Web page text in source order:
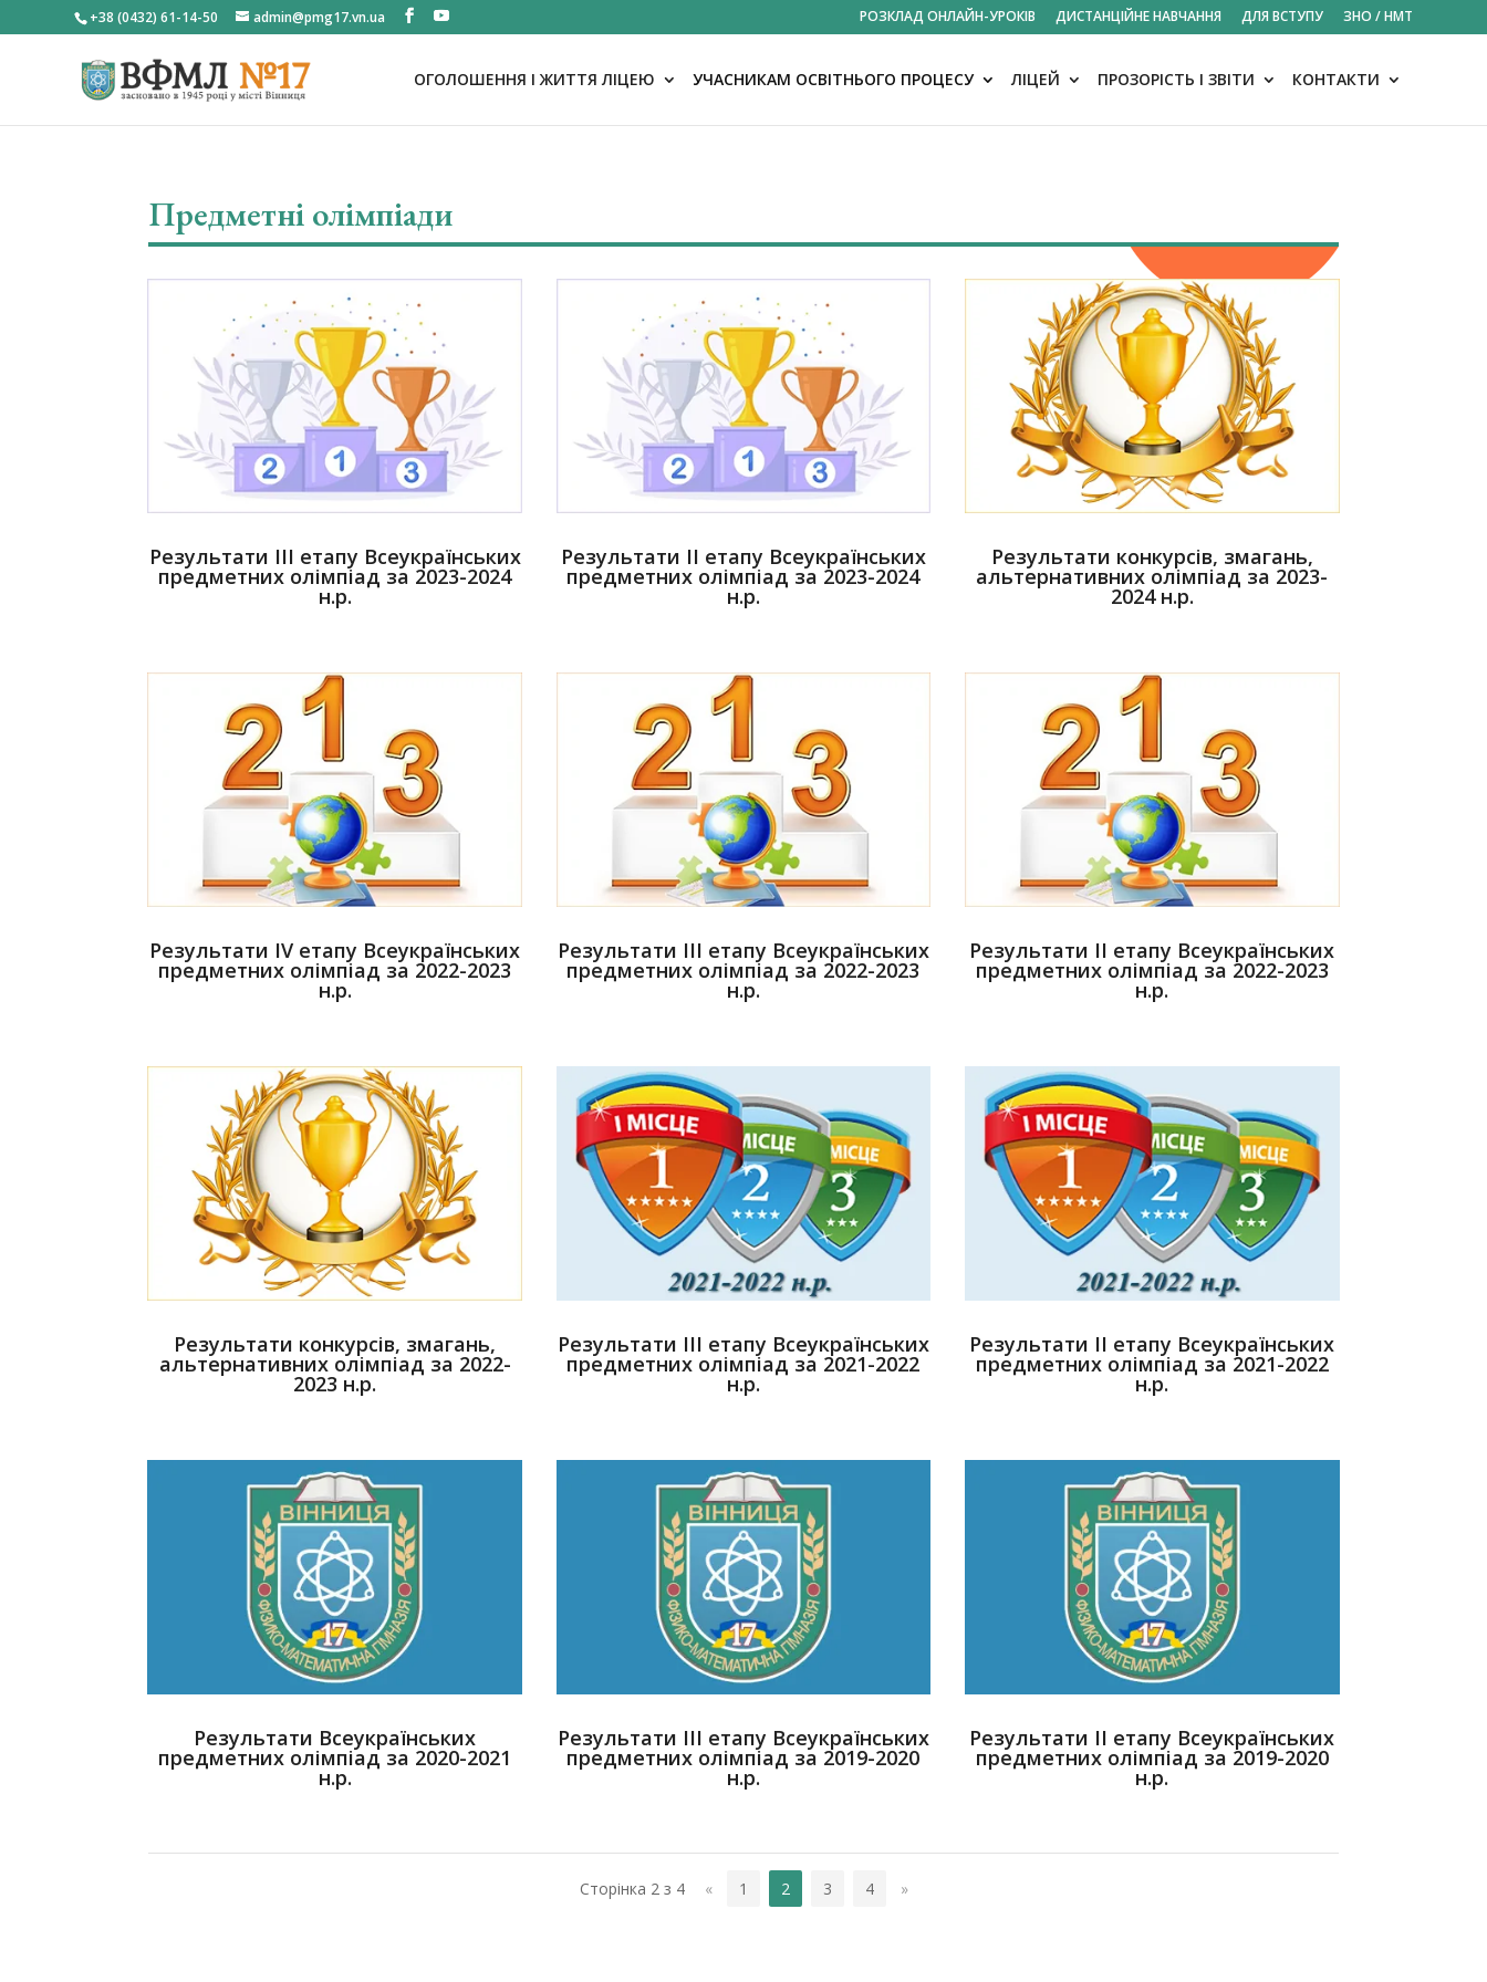
+38 (0432) 61-14-50 admin@pmg17.vn.ua РОЗКЛАД ОНЛАЙН-УРОКІВ ДИСТАНЦІЙНЕ НАВЧАННЯ ДЛЯ ВСТУПУ ЗНО / НМТ
ОГОЛОШЕННЯ І ЖИТТЯ ЛІЦЕЮ УЧАСНИКАМ ОСВІТНЬОГО ПРОЦЕСУ ЛІЦЕЙ ПРОЗОРІСТЬ І ЗВІТИ КОНТАКТИ
Предметні олімпіади
Результати ІІІ етапу Всеукраїнських
предметних олімпіад за 2023-2024
н.р.
Результати ІV етапу Всеукраїнських
предметних олімпіад за 2022-2023
н.р.
Результати конкурсів, змагань,
альтернативних олімпіад за 2022-
2023 н.р.
Результати Всеукраїнських
предметних олімпіад за 2020-2021
н.р.
Результати ІІ етапу Всеукраїнських
предметних олімпіад за 2023-2024
н.р.
Результати ІІІ етапу Всеукраїнських
предметних олімпіад за 2022-2023
н.р.
Результати ІІІ етапу Всеукраїнських
предметних олімпіад за 2021-2022
н.р.
Результати ІІІ етапу Всеукраїнських
предметних олімпіад за 2019-2020
н.р.
Результати конкурсів, змагань,
альтернативних олімпіад за 2023-
2024 н.р.
Результати ІІ етапу Всеукраїнських
предметних олімпіад за 2022-2023
н.р.
Результати ІІ етапу Всеукраїнських
предметних олімпіад за 2021-2022
н.р.
Результати ІІ етапу Всеукраїнських
предметних олімпіад за 2019-2020
н.р.
Сторінка 2 з 4 « 1 2 3 4 »